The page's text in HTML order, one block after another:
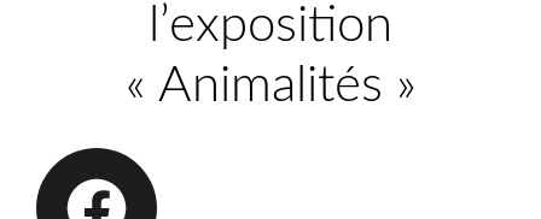
l’exposition
« Animalités »